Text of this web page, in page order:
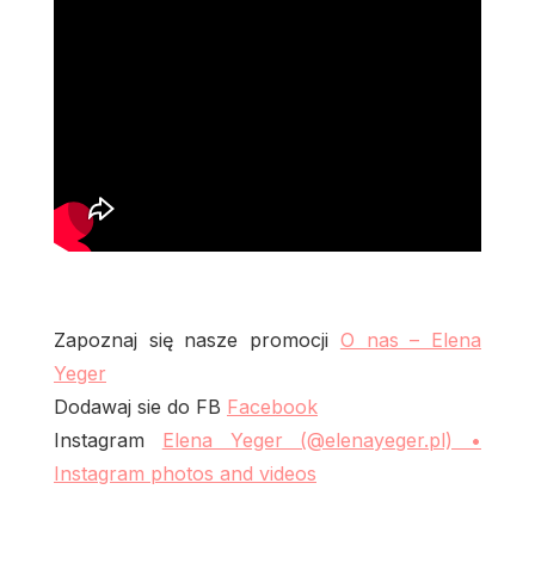
Zapoznaj się nasze promocji O nas – Elena
Yeger
Dodawaj sie do FB Facebook
Instagram Elena Yeger (@elenayeger.pl) •
Instagram photos and videos